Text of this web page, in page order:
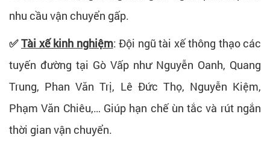
nhu cầu vận chuyển gấp.
✅Tài xế kinh nghiệm: Đội ngũ tài xế thông thạo các
tuyến đường tại Gò Vấp như Nguyễn Oanh, Quang
Trung, Phan Văn Trị, Lê Đức Thọ, Nguyễn Kiệm,
Phạm Văn Chiêu,… Giúp hạn chế ùn tắc và rút ngắn
thời gian vận chuyển.